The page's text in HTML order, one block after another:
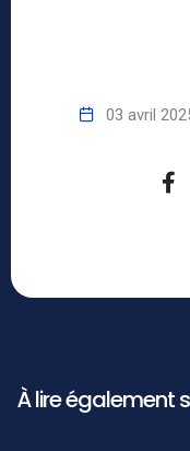
03 avril
À lire également